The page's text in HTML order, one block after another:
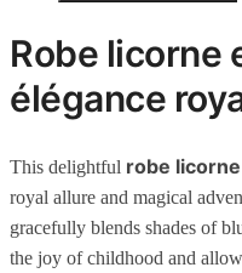
Robe licorne
élégance
This delightful robe licorne
royal allure and magical
gracefully blends shades of
the joy of childhood and